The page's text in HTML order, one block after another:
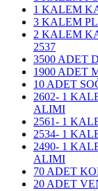
1 KALEM
3 KALEM
​2 KALEM
2537
3500 ADET
1900 ADET
10 ADET
2602- 1
ALIMI
2561- 1
2534- 1
2490- 1
ALIMI
70 ADET
20 ADET